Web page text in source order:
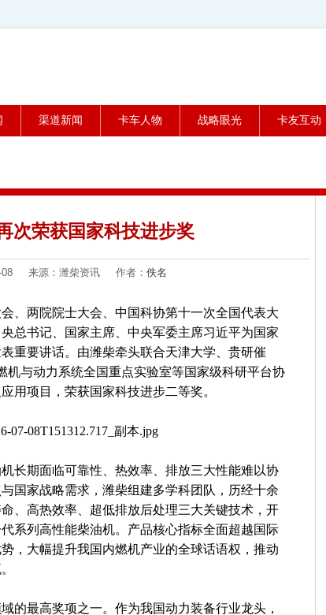
渠道新闻 卡车人物 战略眼光 卡友互动
次荣获国家科技进步奖
08 来源：潍柴资讯 作者： 佚名
、两院院士大会、中国科协第十一次全国代表大
总书记、国家主席、中央军委主席习近平为国家
重要讲话。由潍柴牵头联合天津大学、贵研催
机与动力系统全国重点实验室等国家级科研平台协
用项目，荣获国家科技进步二等奖。
长期面临可靠性、热效率、排放三大性能难以协
国家战略需求，潍柴组建多学科团队，历经十余
、高热效率、超低排放后处理三大关键技术，开
系列高性能柴油机。产品核心指标全面超越国际
，大幅提升我国内燃机产业的全球话语权，推动
的最高奖项之一。作为我国动力装备行业龙头，